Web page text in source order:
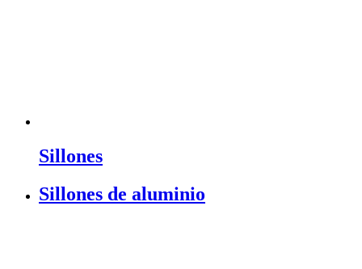
Sillones
Sillones de aluminio